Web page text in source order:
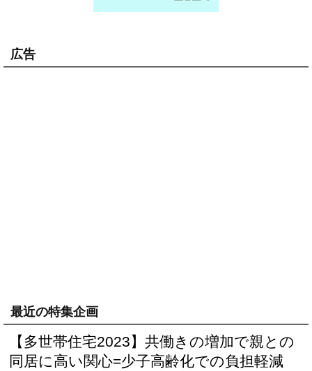
広告
最近の特集企画
【多世帯住宅2023】共働きの増加で親との
同居に高い関心=少子高齢化での負担軽減